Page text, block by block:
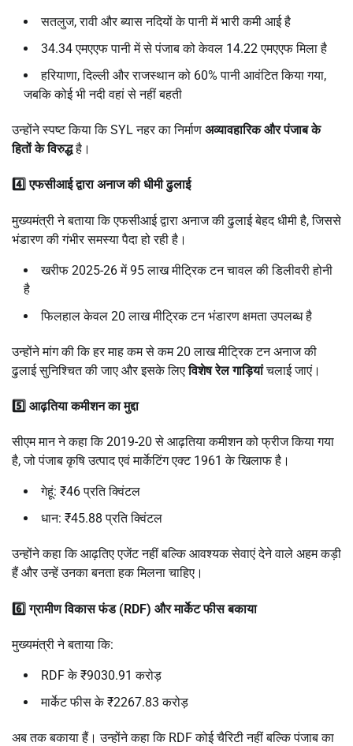
सतलुज, रावी और ब्यास नदियों के पानी में भारी कमी आई है
34.34 एमएएफ पानी में से पंजाब को केवल 14.22 एमएएफ मिला है
हरियाणा, दिल्ली और राजस्थान को 60% पानी आवंटित किया गया,
जबकि कोई भी नदी वहां से नहीं बहती
उन्होंने स्पष्ट किया कि SYL नहर का निर्माण अव्यावहारिक और पंजाब के
हितों के विरुद्धहै।
4️⃣ एफसीआई द्वारा अनाज की धीमी ढुलाई
मुख्यमंत्री ने बताया कि एफसीआई द्वारा अनाज की ढुलाई बेहद धीमी है, जिससे
भंडारण की गंभीर समस्या पैदा हो रही है।
खरीफ 2025-26 में 95 लाख मीट्रिक टन चावल की डिलीवरी होनी
है
फिलहाल केवल 20 लाख मीट्रिक टन भंडारण क्षमता उपलब्ध है
उन्होंने मांग की कि हर माह कम से कम 20 लाख मीट्रिक टन अनाज की
ढुलाई सुनिश्चित की जाए और इसके लिएविशेष रेल गाड़ियांचलाई जाएं।
5️⃣ आढ़तिया कमीशन का मुद्दा
सीएम मान ने कहा कि 2019-20 से आढ़तिया कमीशन को फ्रीज किया गया
है, जो पंजाब कृषि उत्पाद एवं मार्केटिंग एक्ट 1961 के खिलाफ है।
गेहूं: ₹46 प्रति क्विंटल
धान: ₹45.88 प्रति क्विंटल
उन्होंने कहा कि आढ़तिए एजेंट नहीं बल्कि आवश्यक सेवाएं देने वाले अहम कड़ी
हैं और उन्हें उनका बनता हक मिलना चाहिए।
6️⃣ ग्रामीण विकास फंड (RDF) और मार्केट फीस बकाया
मुख्यमंत्री ने बताया कि:
RDF के ₹9030.91 करोड़
मार्केट फीस के ₹2267.83 करोड़
अब तक बकाया हैं। उन्होंने कहा कि RDF कोई चैरिटी नहीं बल्कि पंजाब का